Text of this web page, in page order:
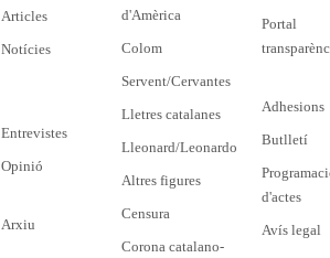
Articles
Notícies
Entrevistes
Opinió
Arxiu
d'Amèrica
Colom
Servent/Cervantes
Lletres catalanes
Lleonard/Leonardo
Altres figures
Censura
Corona catalano-
Portal
Adhesions
Butlletí
d'actes
Avís legal